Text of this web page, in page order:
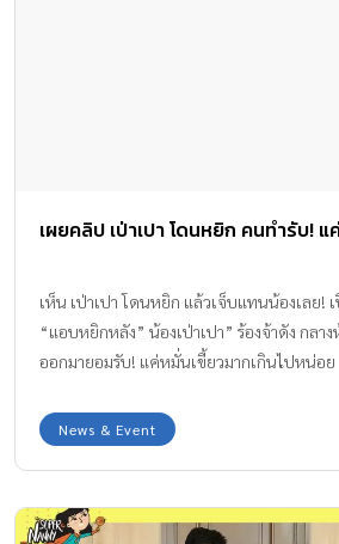
เผยคลิป เป่าเปา โดนหยิก คนทำรับ!
เห็น เป่าเปา โดนหยิก แล้วเจ็บแทนน้องเลย!
“แอบหยิกหลัง” น้องเป่าเปา” ร้องจ้าดัง กลา
ออกมายอมรับ! แค่หมั่นเขี้ยวมากเกินไปหน่อย
News & Event